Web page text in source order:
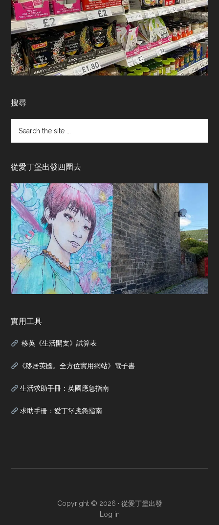
搜尋
the
從愛丁堡出發四圍去
實用工具
移英《生活開支》試算表
《移居英國。全方位實用網站》電子書
生活求助手冊：英國應急指南
求助手冊：愛丁堡應急指南
Copyright © 2026 · 從愛丁堡出發
Log in